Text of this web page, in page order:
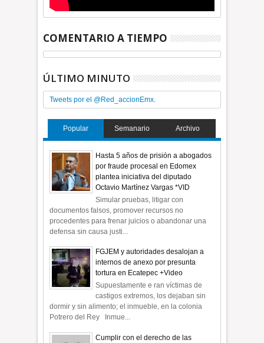
COMENTARIO A TIEMPO
ÚLTIMO MINUTO
Tweets por el @Red_accionEmx.
Popular Semanario Archivo
Hasta 5 años de prisión a abogados
por fraude procesal en Edomex
plantea iniciativa del diputado
Octavio Martínez Vargas *VID
Simular pruebas, litigar con
documentos falsos, promover recursos no
procedentes para frenar juicios o abandonar una
defensa sin causa justi...
FGJEM y autoridades desalojan a
internos de anexo por presunta
tortura en Ecatepec +Video
Supuestamente e ran víctimas de
castigos extremos, los dejaban sin
dormir y sin alimento; el inmueble, en la colonia
Potrero del Rey Inmue...
Cumplir con el derecho de las